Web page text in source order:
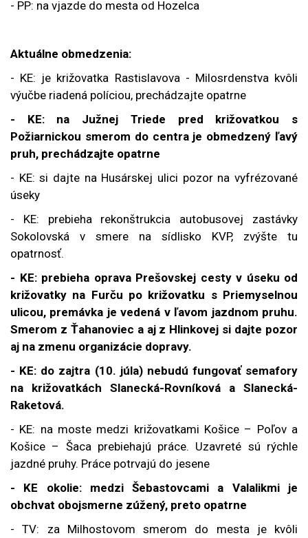
- PP: na vjazde do mesta od Hozelca
Aktuálne obmedzenia:
- KE: je križovatka Rastislavova - Milosrdenstva kvôli
výučbe riadená políciou, prechádzajte opatrne
- KE: na Južnej Triede pred križovatkou s
Požiarnickou smerom do centra je obmedzený ľavý
pruh, prechádzajte opatrne
- KE: si dajte na Husárskej ulici pozor na vyfrézované
úseky
- KE: prebieha rekonštrukcia autobusovej zastávky
Sokolovská v smere na sídlisko KVP, zvýšte tu
opatrnosť.
- KE: prebieha oprava Prešovskej cesty v úseku od
križovatky na Furču po križovatku s Priemyselnou
ulicou, premávka je vedená v ľavom jazdnom pruhu.
Smerom z Ťahanoviec a aj z Hlinkovej si dajte pozor
aj na zmenu organizácie dopravy.
- KE: do zajtra (10. júla) nebudú fungovať semafory
na križovatkách Slanecká-Rovníková a Slanecká-
Raketová.
- KE: na moste medzi križovatkami Košice – Poľov a
Košice – Šaca prebiehajú práce. Uzavreté sú rýchle
jazdné pruhy. Práce potrvajú do jesene
- KE okolie: medzi Šebastovcami a Valalikmi je
obchvat obojsmerne zúžený, preto opatrne
- TV: za Milhostovom smerom do mesta je kvôli